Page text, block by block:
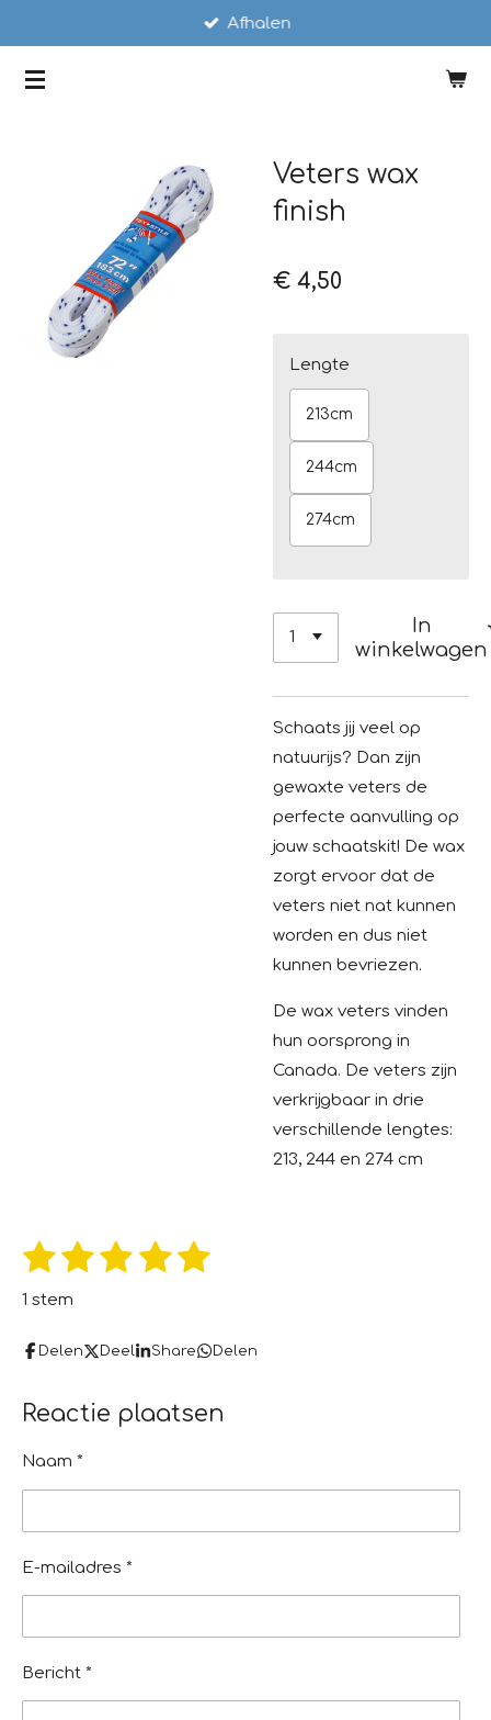
naar
Afhalen
Veters wax
finish
€ 4,50
Lengte
213cm
244cm
274cm
In
winkelwagen
Schaats jij veel op
natuurijs? Dan zijn
gewaxte veters de
perfecte aanvulling op
jouw schaatskit! De wax
zorgt ervoor dat de
veters niet nat kunnen
worden en dus niet
kunnen bevriezen.
De wax veters vinden
hun oorsprong in
Canada. De veters zijn
verkrijgbaar in drie
verschillende lengtes:
213, 244 en 274 cm
R
g
5
s
e
n
1
s
e
r
2
s
e
r
e
n
3
e
r
n
4
e
r
r
n
5
e
r
r
n
S
e
n
1 stem
Delen Deel Share Delen
Reactie plaatsen
Naam *
E-mailadres *
Bericht *